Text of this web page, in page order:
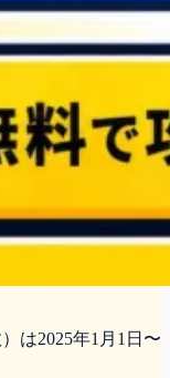
は2025年1月1日〜